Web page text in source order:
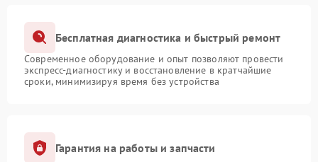
Бесплатная диагностика и быстрый ремонт
Современное оборудование и опыт позволяют провести
экспресс-диагностику и восстановление в кратчайшие
сроки, минимизируя время без устройства
Гарантия на работы и запчасти